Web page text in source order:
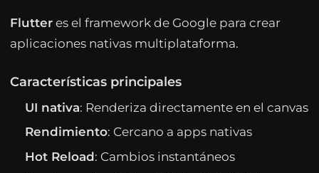
Flutteres el framework de Google para crear
aplicaciones nativas multiplataforma.
Características principales
UI nativa: Renderiza directamente en el canvas
Rendimiento: Cercano a apps nativas
Hot Reload: Cambios instantáneos